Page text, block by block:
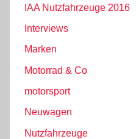
IAA Nutzfahrzeuge 2016
Interviews
Marken
Motorrad & Co
motorsport
Neuwagen
Nutzfahrzeuge